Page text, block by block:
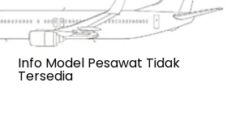
Info Model Pesawat Tidak
Tersedia